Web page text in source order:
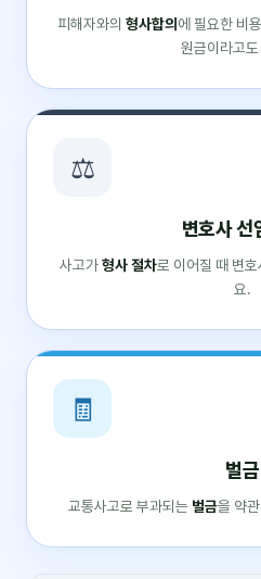
피해자와의 형사합의 에 필요한 비
원금이라고
⚖️
변호사 선
사고가형사 절차로 이어질 때 변
요.
🧾
벌금
교통사고로 부과되는 벌금을 약